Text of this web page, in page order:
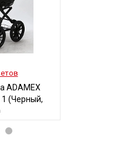
ADAMEX
1 (Черный,
Р